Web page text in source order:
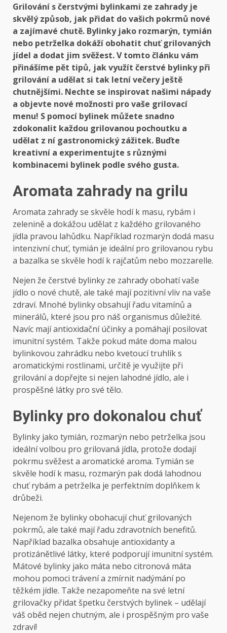
Grilování s čerstvými bylinkami ze zahrady je
skvělý způsob, jak přidat do vašich pokrmů nové
a zajímavé chutě. Bylinky jako rozmarýn, tymián
nebo petrželka dokáží obohatit chuť grilovaných
jídel a dodat jim svěžest. V tomto článku vám
přinášíme pět tipů, jak využít čerstvé bylinky při
grilování a udělat si tak letní večery ještě
chutnějšími. Nechte se inspirovat našimi nápady
a objevte nové možnosti pro vaše grilovací
menu! S pomocí bylinek můžete snadno
zdokonalit každou grilovanou pochoutku a
udělat z ní gastronomický zážitek. Buďte
kreativní a experimentujte s různými
kombinacemi bylinek podle svého gusta.
Aromata zahrady na grilu
Aromata zahrady se skvěle hodí k masu, rybám i
zelenině a dokážou udělat z každého grilovaného
jídla pravou lahůdku. Například rozmarýn dodá masu
intenzivní chuť, tymián je ideální pro grilovanou rybu
a bazalka se skvěle hodí k rajčatům nebo mozzarelle.
Nejen že čerstvé bylinky ze zahrady obohatí vaše
jídlo o nové chutě, ale také mají pozitivní vliv na vaše
zdraví. Mnohé bylinky obsahují řadu vitamínů a
minerálů, které jsou pro náš organismus důležité.
Navíc mají antioxidační účinky a pomáhají posilovat
imunitní systém. Takže pokud máte doma malou
bylinkovou zahrádku nebo kvetoucí truhlík s
aromatickými rostlinami, určitě je využijte při
grilování a dopřejte si nejen lahodné jídlo, ale i
prospěšné látky pro své tělo.
Bylinky pro dokonalou chuť
Bylinky jako tymián, rozmarýn nebo petrželka jsou
ideální volbou pro grilovaná jídla, protože dodají
pokrmu svěžest a aromatické aroma. Tymián se
skvěle hodí k masu, rozmarýn pak dodá lahodnou
chuť rybám a petrželka je perfektním doplňkem k
drůbeži.
Nejenom že bylinky obohacují chuť grilovaných
pokrmů, ale také mají řadu zdravotních benefitů.
Například bazalka obsahuje antioxidanty a
protizánětlivé látky, které podporují imunitní systém.
Mátové bylinky jako máta nebo citronová máta
mohou pomoci trávení a zmírnit nadýmání po
těžkém jídle. Takže nezapomeňte na své letní
grilovačky přidat špetku čerstvých bylinek – udělají
váš oběd nejen chutným, ale i prospěšným pro vaše
zdraví!